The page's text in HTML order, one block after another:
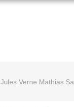
Jules Verne Mathias